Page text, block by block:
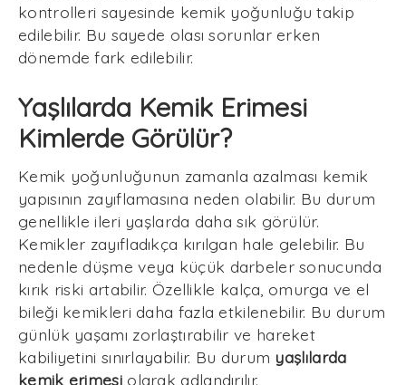
kontrolleri sayesinde kemik yoğunluğu takip
edilebilir. Bu sayede olası sorunlar erken
dönemde fark edilebilir.
Yaşlılarda Kemik Erimesi
Kimlerde Görülür?
Kemik yoğunluğunun zamanla azalması kemik
yapısının zayıflamasına neden olabilir. Bu durum
genellikle ileri yaşlarda daha sık görülür.
Kemikler zayıfladıkça kırılgan hale gelebilir. Bu
nedenle düşme veya küçük darbeler sonucunda
kırık riski artabilir. Özellikle kalça, omurga ve el
bileği kemikleri daha fazla etkilenebilir. Bu durum
günlük yaşamı zorlaştırabilir ve hareket
kabiliyetini sınırlayabilir. Bu durum yaşlılarda
kemik erimesiolarak adlandırılır.